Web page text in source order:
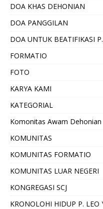
DOA KHAS DEHONIAN
DOA PANGGILAN
DOA UNTUK BEATIFIKASI
FORMATIO
FOTO
KARYA KAMI
KATEGORIAL
Komonitas Awam Dehonian
KOMUNITAS
KOMUNITAS FORMATIO
KOMUNITAS LUAR NEGERI
KONGREGASI SCJ
KRONOLOHI HIDUP P. LEO